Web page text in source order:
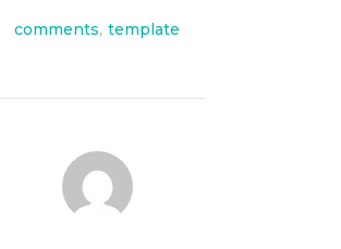
comments, template
DE LA PUBLICACIÓN